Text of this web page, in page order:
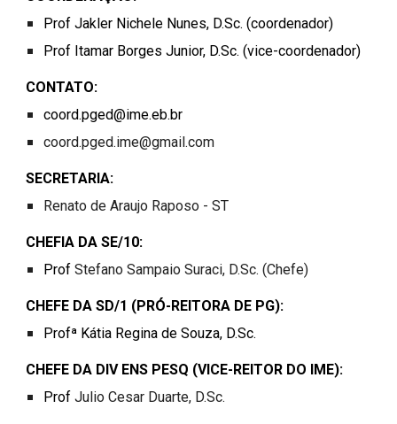
Prof Jakler Nichele Nunes, D.Sc. (coordenador)
Prof Itamar Borges Junior, D.Sc. (vice-coordenador)
CONTATO:
coord.pged@ime.eb.br
coord.pged.ime@gmail.com
SECRETARIA:
Renato de Araujo Raposo - ST
CHEFIA DA SE/10:
ProfStefano Sampaio Suraci, D.Sc. (Chefe)
CHEFE DA SD/1 (PRÓ-REITORA DE PG):
Profª Kátia Regina de Souza, D.Sc.
CHEFE DA DIV ENS PESQ (VICE-REITOR DO IME):
ProfJulio Cesar Duarte, D.Sc.